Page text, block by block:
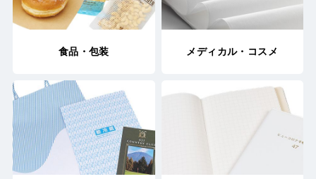
食品・包装 メディカル・コスメ